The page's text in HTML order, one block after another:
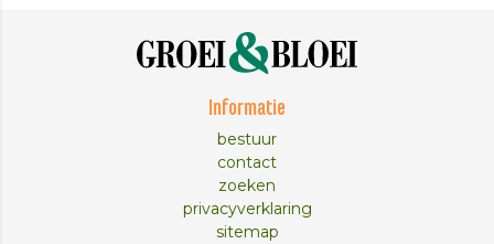
Informatie
bestuur
contact
zoeken
privacyverklaring
sitemap